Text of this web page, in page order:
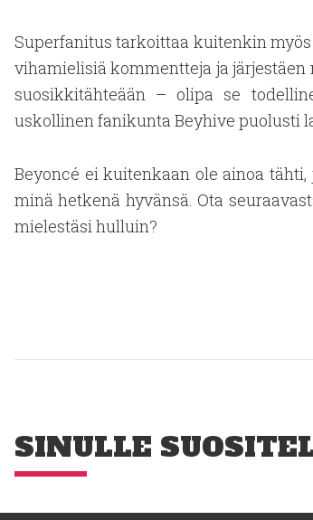
Superfanitus tarkoittaa kuitenkin
vihamielisiä kommentteja ja
suosikkitähteään – olipa se
uskollinen fanikunta Beyhive puolusti
Beyoncé ei kuitenkaan ole ainoa
minä hetkenä hyvänsä. Ota
mielestäsi hulluin?
SINULLE